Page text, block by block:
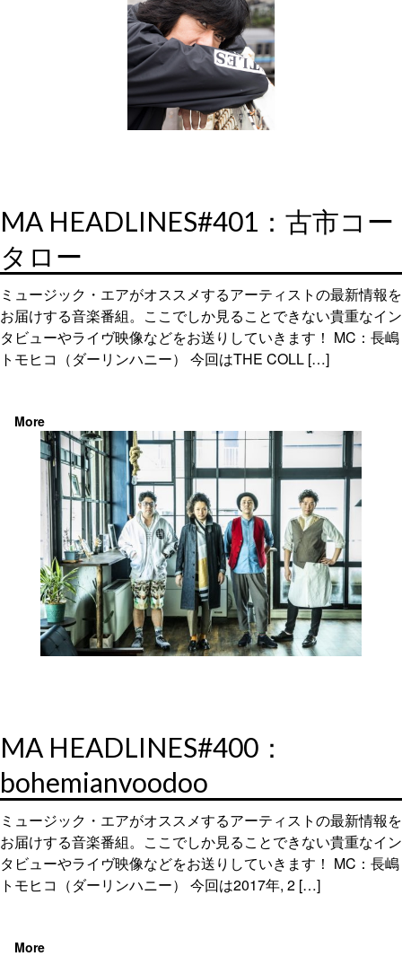
MA HEADLINES#401：古市コー
タロー
ミュージック・エアがオススメするアーティストの最新情報を
お届けする音楽番組。ここでしか見ることできない貴重なイン
タビューやライヴ映像などをお送りしていきます！ MC：長嶋
トモヒコ（ダーリンハニー） 今回はTHE COLL […]
More
MA HEADLINES#400：
bohemianvoodoo
ミュージック・エアがオススメするアーティストの最新情報を
お届けする音楽番組。ここでしか見ることできない貴重なイン
タビューやライヴ映像などをお送りしていきます！ MC：長嶋
トモヒコ（ダーリンハニー） 今回は2017年, 2 […]
More